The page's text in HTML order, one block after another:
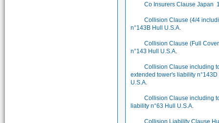
Co Insurers Clause Japan
Collision Clause (4/4
n°143B Hull U.S.A.
Collision Clause (Full
n°143 Hull U.S.A
Collision Clause including
extended tower's liability
U.S.A.
Collision Clause including
liability n°63 Hull U.S.A.
Collision Liability Clause